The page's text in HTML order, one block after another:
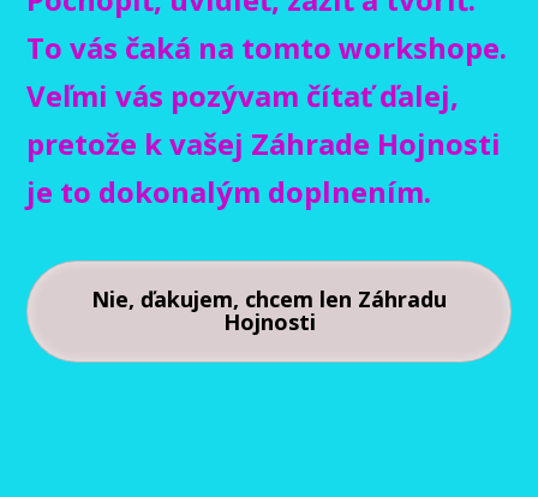
To vás čaká na tomto workshope.
Veľmi vás pozývam čítať ďalej,
pretože k vašej Záhrade Hojnosti
je to dokonalým doplnením.
Nie, ďakujem, chcem len Záhradu
Hojnosti